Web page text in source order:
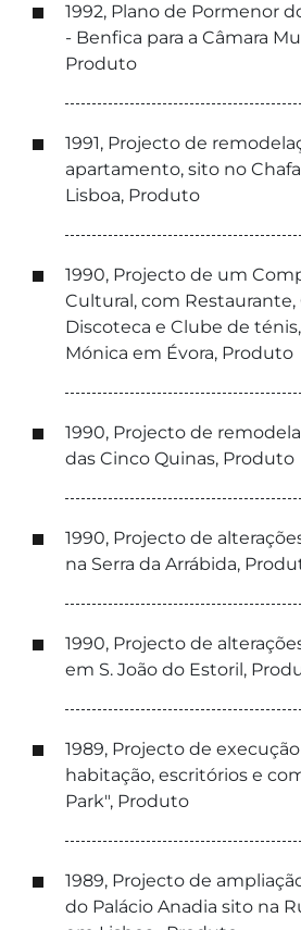
1992, Plano de Pormenor
- Benfica para a Câmara
Produto
1991, Projecto de
apartamento, sito no
Lisboa, Produto
1990, Projecto de um
Cultural, com Restaurante,
Discoteca e Clube de ténis,
Mónica em Évora, Produto
1990, Projecto de
das Cinco Quinas, Produto
1990, Projecto de
na Serra da Arrábida,
1990, Projecto de
em S. João do Estoril,
1989, Projecto de
habitação, escritórios e
Park", Produto
1989, Projecto de
do Palácio Anadia sito na